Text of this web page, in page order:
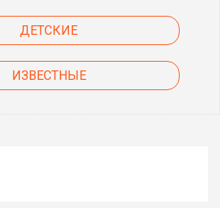
ДЕТСКИЕ
ИЗВЕСТНЫЕ